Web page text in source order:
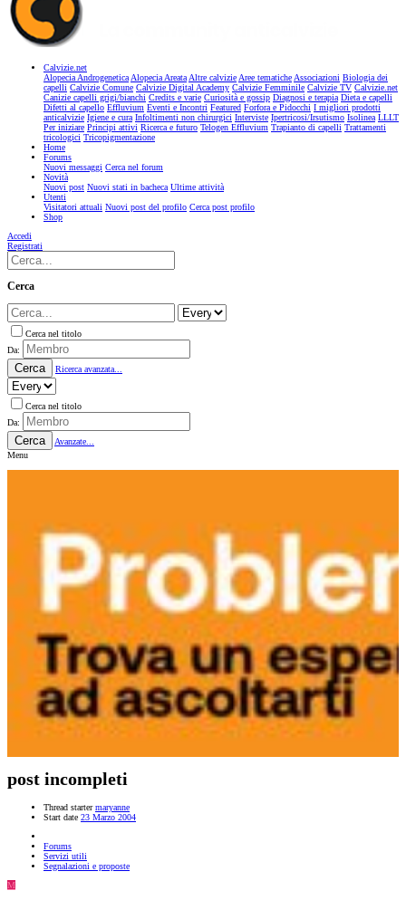
Calvizie.net
Alopecia AndrogeneticaAlopecia AreataAltre calvizieAree tematicheAssociazioni Biologia dei
capelli Calvizie Comune Calvizie Digital Academy Calvizie Femminile Calvizie TV Calvizie.net
Canizie capelli grigi/bianchi Credits e varie Curiosità e gossip Diagnosi e terapia Dieta e capelli
Difetti al capello Effluvium Eventi e Incontri Featured Forfora e Pidocchi I migliori prodotti
anticalvizie Igiene e cura Infoltimenti non chirurgici Interviste Ipertricosi/Irsutismo Isolinea LLLT
Per iniziare Principi attivi Ricerca e futuro Telogen Effluvium Trapianto di capelli Trattamenti
tricologici Tricopigmentazione
Home
Forums
Nuovi messaggi Cerca nel forum
Novità
Nuovi post Nuovi stati in bacheca Ultime attività
Utenti
Visitatori attuali Nuovi post del profilo Cerca post profilo
Shop
Accedi
Registrati
Cerca
Cerca nel titolo
Da:
Cerca Ricerca avanzata...
Cerca nel titolo
Da:
Cerca
Avanzate...
Menu
post incompleti
Thread starter maryanne
Start date 23 Marzo 2004
Forums
Servizi utili
Segnalazioni e proposte
M